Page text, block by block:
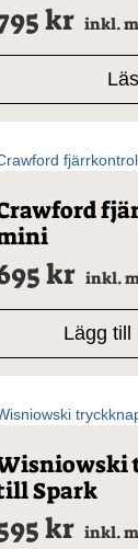
kr inkl.
kr inkl.
Lägg till
Spark
kr inkl.